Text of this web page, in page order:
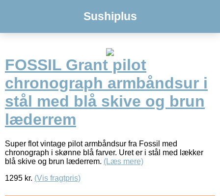
Sushiplus
FOSSIL Grant pilot
chronograph armbåndsur i
stål med blå skive og brun
læderrem
Super flot vintage pilot armbåndsur fra Fossil med
chronograph i skønne blå farver. Uret er i stål med lækker
blå skive og brun læderrem. (Læs mere)
1295 kr. (Vis fragtpris)